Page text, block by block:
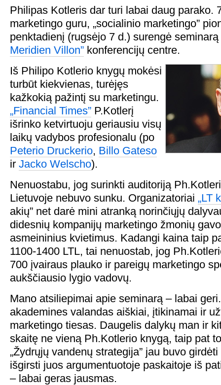
Philipas Kotleris dar turi labai daug parako.
marketingo guru, „socialinio marketingo”
penktadienį (rugsėjo 7 d.) surengė
Meridien Villon” konferencijų centre.
Iš Philipo Kotlerio knygų mokėsi
turbūt kiekvienas, turėjęs
kažkokią pažintį su marketingu.
„Financial Times” P.Kotlerį
išrinko ketvirtuoju geriausiu visų
laikų vadybos profesionalu (po
Peterio Druckerio, Billo Gateso
ir Jacko Welscho).
Nenuostabu, jog surinkti auditoriją
Lietuvoje nebuvo sunku. Organizatoriai „LT
akių” net darė mini atranką norinčiųjų
didesnių kompanijų marketingo žmonių
asmeininius kvietimus. Kadangi kaina taip
1100-1400 LTL, tai nenuostab, jog
700 įvairaus plauko ir pareigų marketingo
aukščiausio lygio vadovų.
Mano atsiliepimai apie seminarą – labai
akademines valandas aiškiai, įtikinamai ir
marketingo tiesas. Daugelis dalykų man ir
skaitę ne vieną Ph.Kotlerio knygą, taip pat
„Žydrųjų vandenų strategija” jau buvo
išgirsti juos argumentuotoje paskaitoje iš
– labai geras jausmas.